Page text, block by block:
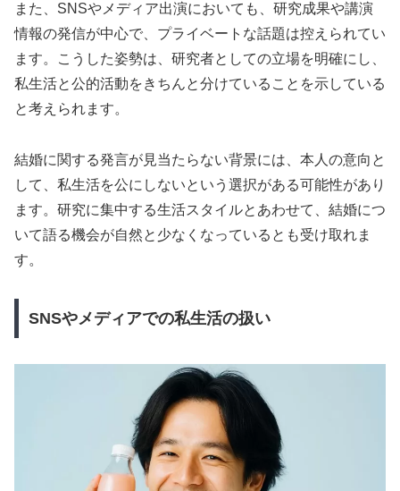
また、SNSやメディア出演においても、研究成果や講演
情報の発信が中心で、プライベートな話題は控えられてい
ます。こうした姿勢は、研究者としての立場を明確にし、
私生活と公的活動をきちんと分けていることを示している
と考えられます。
結婚に関する発言が見当たらない背景には、本人の意向と
して、私生活を公にしないという選択がある可能性があり
ます。研究に集中する生活スタイルとあわせて、結婚につ
いて語る機会が自然と少なくなっているとも受け取れま
す。
SNSやメディアでの私生活の扱い